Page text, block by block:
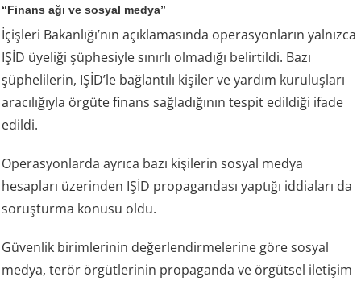
“Finans ağı ve sosyal medya”
İçişleri Bakanlığı’nın açıklamasında operasyonların yalnızca
IŞİD üyeliği şüphesiyle sınırlı olmadığı belirtildi. Bazı
şüphelilerin, IŞİD’le bağlantılı kişiler ve yardım kuruluşları
aracılığıyla örgüte finans sağladığının tespit edildiği ifade
edildi.
Operasyonlarda ayrıca bazı kişilerin sosyal medya
hesapları üzerinden IŞİD propagandası yaptığı iddiaları da
soruşturma konusu oldu.
Güvenlik birimlerinin değerlendirmelerine göre sosyal
medya, terör örgütlerinin propaganda ve örgütsel iletişim